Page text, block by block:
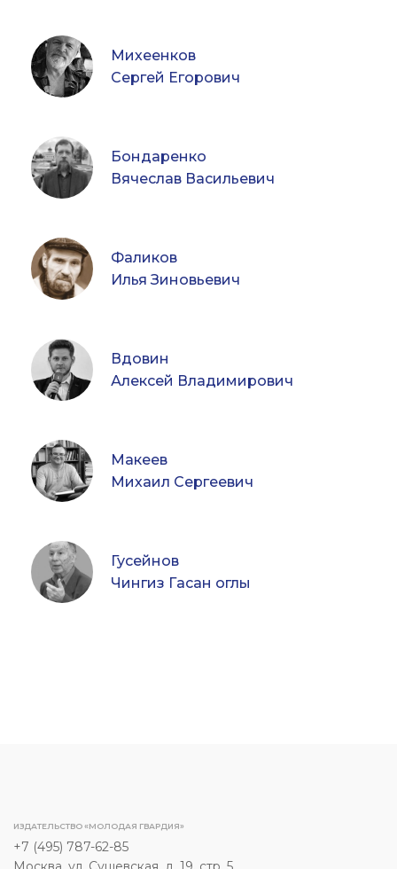
Михеенков
Сергей Егорович
Бондаренко
Вячеслав Васильевич
Фаликов
Илья Зиновьевич
Вдовин
Алексей Владимирович
Макеев
Михаил Сергеевич
Гусейнов
Чингиз Гасан оглы
ИЗДАТЕЛЬСТВО «МОЛОДАЯ ГВАРДИЯ»
+7 (495) 787-62-85